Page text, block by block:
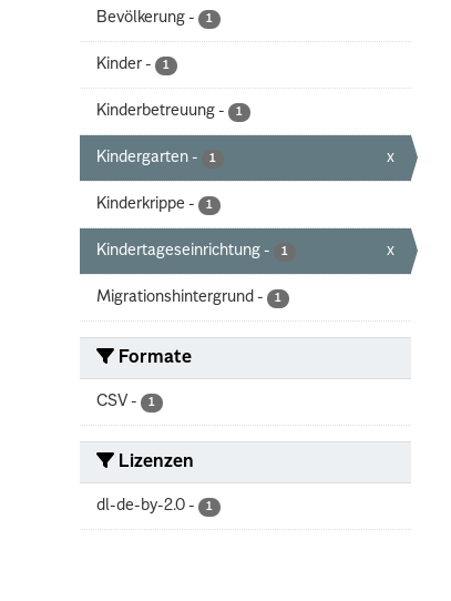
Bevölkerung - 1
Kinder - 1
Kinderbetreuung - 1
Kindergarten - 1 x
Kinderkrippe - 1
Kindertageseinrichtung - 1 x
Migrationshintergrund - 1
Formate
CSV - 1
Lizenzen
dl-de-by-2.0 - 1